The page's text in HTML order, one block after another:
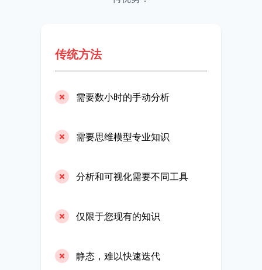
传统方法
需要数小时的手动分析
需要思维模型专业知识
分析和可视化需要不同工具
仅限于您现有的知识
静态，难以快速迭代